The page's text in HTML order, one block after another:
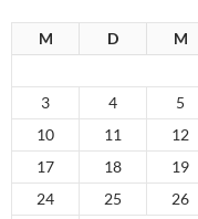
M D M
3
4 5
10
11 12
17
18 19
24
25 26